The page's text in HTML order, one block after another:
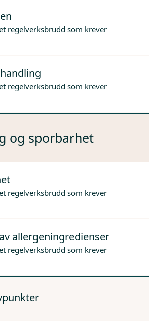
regelverksbrudd som krever
regelverksbrudd som krever
og sporbarhet
regelverksbrudd som krever
allergeningredienser
regelverksbrudd som krever